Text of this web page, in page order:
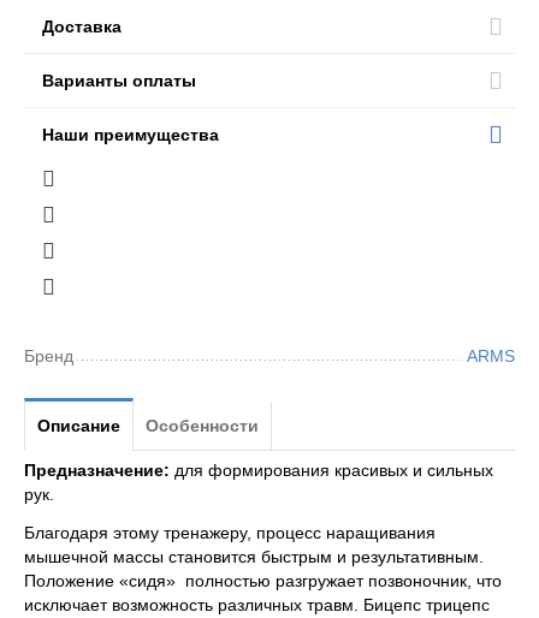
Доставка
Варианты оплаты
Наши преимущества
Бренд ARMS
Описание Особенности
Предназначение: для формирования красивых и сильных
рук.
Благодаря этому тренажеру, процесс наращивания
мышечной массы становится быстрым и результативным.
Положение «сидя» полностью разгружает позвоночник, что
исключает возможность различных травм. Бицепс трицепс